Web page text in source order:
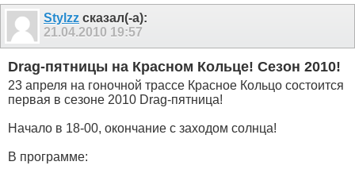
Stylzz сказал(-а):
21.04.2010 19:57
Drag-пятницы на Красном Кольце! Сезон 2010!
23 апреля на гоночной трассе Красное Кольцо состоится
первая в сезоне 2010 Drag-пятница!
Начало в 18-00, окончание с заходом солнца!
В программе: